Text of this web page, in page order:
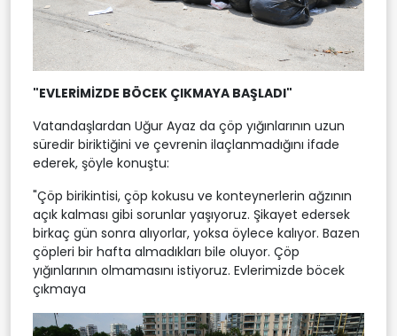
"EVLERİMİZDE BÖCEK ÇIKMAYA BAŞLADI"
Vatandaşlardan Uğur Ayaz da çöp yığınlarının uzun
süredir biriktiğini ve çevrenin ilaçlanmadığını ifade
ederek, şöyle konuştu:
"Çöp birikintisi, çöp kokusu ve konteynerlerin ağzının
açık kalması gibi sorunlar yaşıyoruz. Şikayet edersek
birkaç gün sonra alıyorlar, yoksa öylece kalıyor. Bazen
çöpleri bir hafta almadıkları bile oluyor. Çöp
yığınlarının olmamasını istiyoruz. Evlerimizde böcek
çıkmaya